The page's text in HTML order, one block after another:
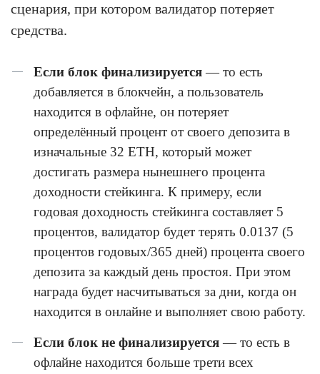
сценария, при котором валидатор потеряет
средства.
Если блок финализируется— то есть
добавляется в блокчейн, а пользователь
находится в офлайне, он потеряет
определённый процент от своего депозита в
изначальные 32 ETH, который может
достигать размера нынешнего процента
доходности стейкинга. К примеру, если
годовая доходность стейкинга составляет 5
процентов, валидатор будет терять 0.0137 (5
процентов годовых/365 дней) процента своего
депозита за каждый день простоя. При этом
награда будет насчитываться за дни, когда он
находится в онлайне и выполняет свою работу.
Если блок не финализируется— то есть в
офлайне находится больше трети всех